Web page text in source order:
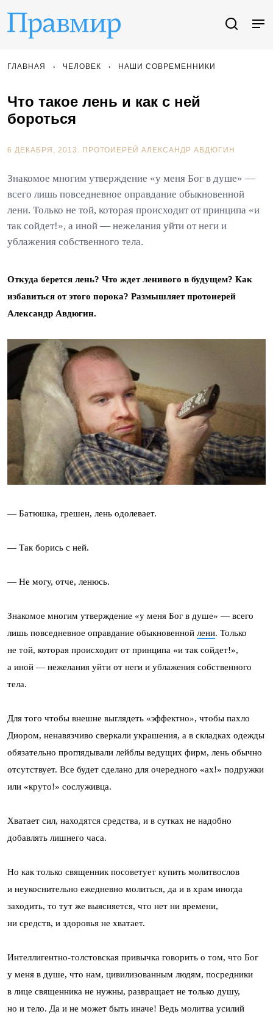
ГЛАВНАЯ ЧЕЛОВЕК НАШИ СОВРЕМЕННИКИ
Что такое лень и как с ней
бороться
6 ДЕКАБРЯ, 2013. ПРОТОИЕРЕЙ АЛЕКСАНДР АВДЮГИН
Знакомое многим утверждение «у меня Бог в душе» —
всего лишь повседневное оправдание обыкновенной
лени. Только не той, которая происходит от принципа «и
так сойдет!», а иной — нежелания уйти от неги и
ублажения собственного тела.
Откуда берется лень? Что ждет ленивого в будущем? Как
избавиться от этого порока? Размышляет протоиерей
Александр Авдюгин.
— Батюшка, грешен, лень одолевает.
— Так борись с ней.
— Не могу, отче, ленюсь.
Знакомое многим утверждение «у меня Бог в душе» — всего
лишь повседневное оправдание обыкновенной лени. Только
не той, которая происходит от принципа «и так сойдет!»,
а иной — нежелания уйти от неги и ублажения собственного
тела.
Для того чтобы внешне выглядеть «эффектно», чтобы пахло
Диором, ненавязчиво сверкали украшения, а в складках одежды
обязательно проглядывали лейблы ведущих фирм, лень обычно
отсутствует. Все будет сделано для очередного «ах!» подружки
или «круто!» сослуживца.
Хватает сил, находятся средства, и в сутках не надобно
добавлять лишнего часа.
Но как только священник посоветует купить молитвослов
и неукоснительно ежедневно молиться, да и в храм иногда
заходить, то тут же выясняется, что нет ни времени,
ни средств, и здоровья не хватает.
Интеллигентно-толстовская привычка говорить о том, что Бог
у меня в душе, что нам, цивилизованным людям, посредники
в лице священника не нужны, развращает не только душу,
но и тело. Да и не может быть иначе! Ведь молитва усилий